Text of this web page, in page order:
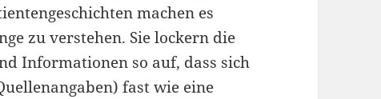
machen es
zu verstehen. Sie lockern die
Informationen so auf, dass sich
fast wie eine